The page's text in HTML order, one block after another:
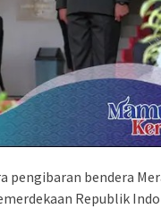
pengibaran bendera
Republik